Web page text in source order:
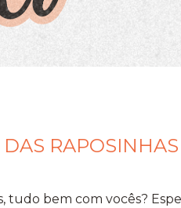
tudo bem com vocês?